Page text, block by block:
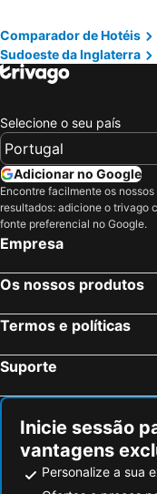
Dawlish, Inglaterra
Looe, Inglaterra Hotéis
Wells, Inglaterra Hotéis
Birmingham, Inglaterra
Cambridge, Inglaterra
Nottingham, Inglaterra
Peterborough, Inglaterra
Milton Keynes, Inglaterra
Edimburgo, Escócia
Liverpool, Inglaterra
Inverness, Escócia
Comparador de Hotéis
Sudoeste da Inglaterra
Selecione o seu país
Adicionar no Google
Encontre facilmente os nossos
resultados: adicione o trivago
fonte preferencial no Google.
Empresa
Os nossos produtos
Termos e políticas
Suporte
Inicie sessão
vantagens
Personalize a sua